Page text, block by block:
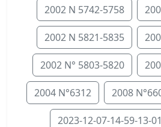
2002 N 5742-5758
2002 N 5821-5835
2002 N° 5803-5820
2004 N°6312 2008
2023-12-07-14-59-13-